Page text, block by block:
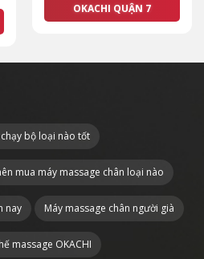
OKACHI QUẬN 7
chạy bộ loại nào tốt
mua máy massage chân loại nào
nay Máy massage chân người già
massage OKACHI